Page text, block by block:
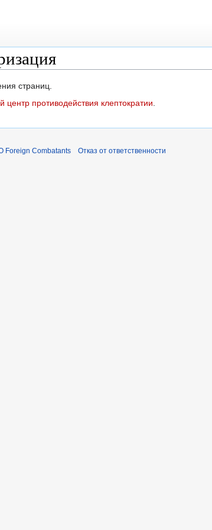
страниц.
центр противодействия клептократии.
Foreign Combatants Отказ от ответственности